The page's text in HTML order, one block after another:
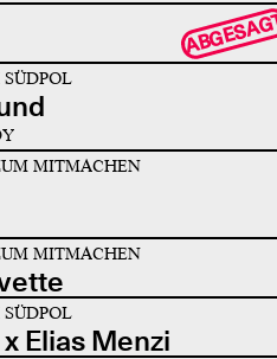
MITMACHEN
MITMACHEN
Elias Menzi